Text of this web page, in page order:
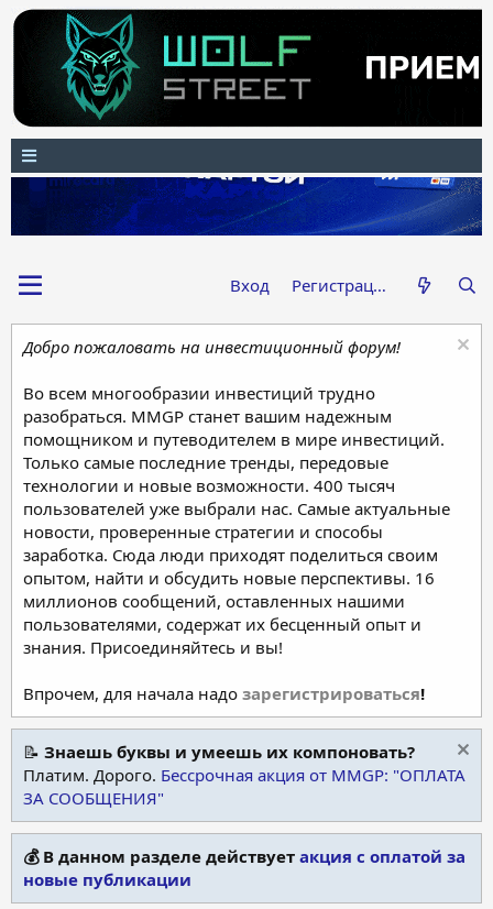
Вход Регистрация
Добро пожаловать на инвестиционный форум!
Во всем многообразии инвестиций трудно
разобраться. MMGP станет вашим надежным
помощником и путеводителем в мире инвестиций.
Только самые последние тренды, передовые
технологии и новые возможности. 400 тысяч
пользователей уже выбрали нас. Самые актуальные
новости, проверенные стратегии и способы
заработка. Сюда люди приходят поделиться своим
опытом, найти и обсудить новые перспективы. 16
миллионов сообщений, оставленных нашими
пользователями, содержат их бесценный опыт и
знания. Присоединяйтесь и вы!
Впрочем, для начала надо зарегистрироваться!
📝 Знаешь буквы и умеешь их компоновать?
Платим. Дорого. Бессрочная акция от MMGP: "ОПЛАТА
ЗА СООБЩЕНИЯ"
💰 В данном разделе действует акция с оплатой за
новые публикации